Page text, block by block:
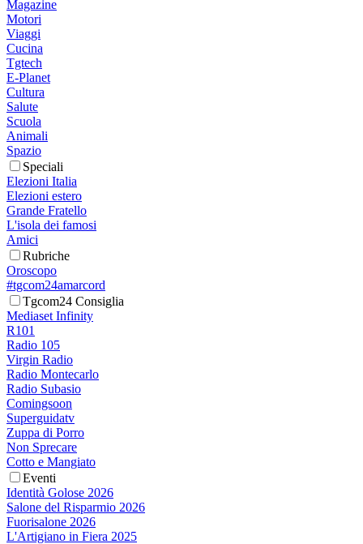
Magazine
Motori
Viaggi
Cucina
Tgtech
E-Planet
Cultura
Salute
Scuola
Animali
Spazio
Speciali
Elezioni Italia
Elezioni estero
Grande Fratello
L'isola dei famosi
Amici
Rubriche
Oroscopo
#tgcom24amarcord
Tgcom24 Consiglia
Mediaset Infinity
R101
Radio 105
Virgin Radio
Radio Montecarlo
Radio Subasio
Comingsoon
Superguidatv
Zuppa di Porro
Non Sprecare
Cotto e Mangiato
Eventi
Identità Golose 2026
Salone del Risparmio 2026
Fuorisalone 2026
L'Artigiano in Fiera 2025